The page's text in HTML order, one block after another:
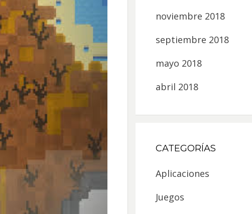
noviembre 2018
septiembre 2018
mayo 2018
abril 2018
CATEGORÍAS
Aplicaciones
Juegos